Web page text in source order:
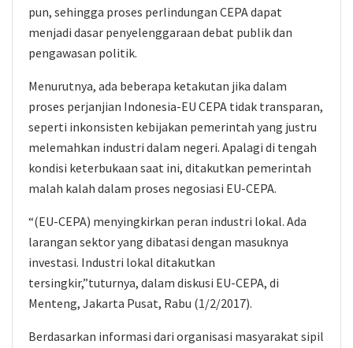
pun, sehingga proses perlindungan CEPA dapat
menjadi dasar penyelenggaraan debat publik dan
pengawasan politik.
Menurutnya, ada beberapa ketakutan jika dalam
proses perjanjian Indonesia-EU CEPA tidak transparan,
seperti inkonsisten kebijakan pemerintah yang justru
melemahkan industri dalam negeri. Apalagi di tengah
kondisi keterbukaan saat ini, ditakutkan pemerintah
malah kalah dalam proses negosiasi EU-CEPA.
“(EU-CEPA) menyingkirkan peran industri lokal. Ada
larangan sektor yang dibatasi dengan masuknya
investasi. Industri lokal ditakutkan
tersingkir,”tuturnya, dalam diskusi EU-CEPA, di
Menteng, Jakarta Pusat, Rabu (1/2/2017).
Berdasarkan informasi dari organisasi masyarakat sipil